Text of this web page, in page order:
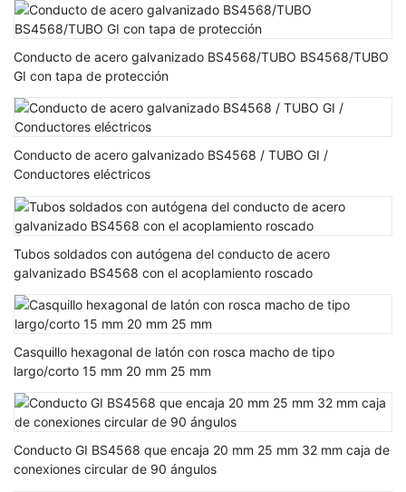
Conducto de acero galvanizado BS4568/TUBO BS4568/TUBO
GI con tapa de protección
Conducto de acero galvanizado BS4568 / TUBO GI /
Conductores eléctricos
Tubos soldados con autógena del conducto de acero
galvanizado BS4568 con el acoplamiento roscado
Casquillo hexagonal de latón con rosca macho de tipo
largo/corto 15 mm 20 mm 25 mm
Conducto GI BS4568 que encaja 20 mm 25 mm 32 mm caja de
conexiones circular de 90 ángulos